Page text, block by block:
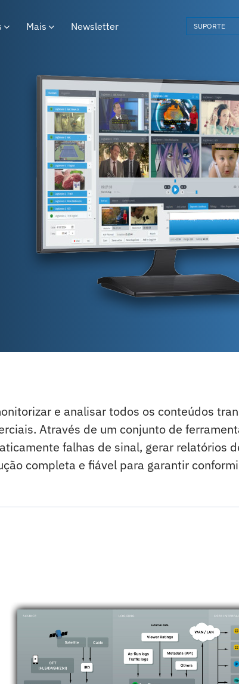
Mais Newsletter SUPORTE
e analisar todos os conteúdos
Através de um conjunto de
falhas de sinal, gerar relatórios
completa e fiável para garantir